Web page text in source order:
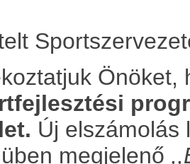
Önöket,
Új elszámolás
megjelenő